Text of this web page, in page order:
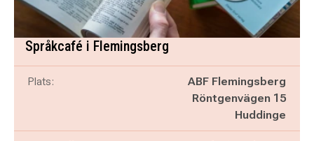
Språkcafé i Flemingsberg
Plats:
ABF Flemingsberg
Röntgenvägen 15
Huddinge